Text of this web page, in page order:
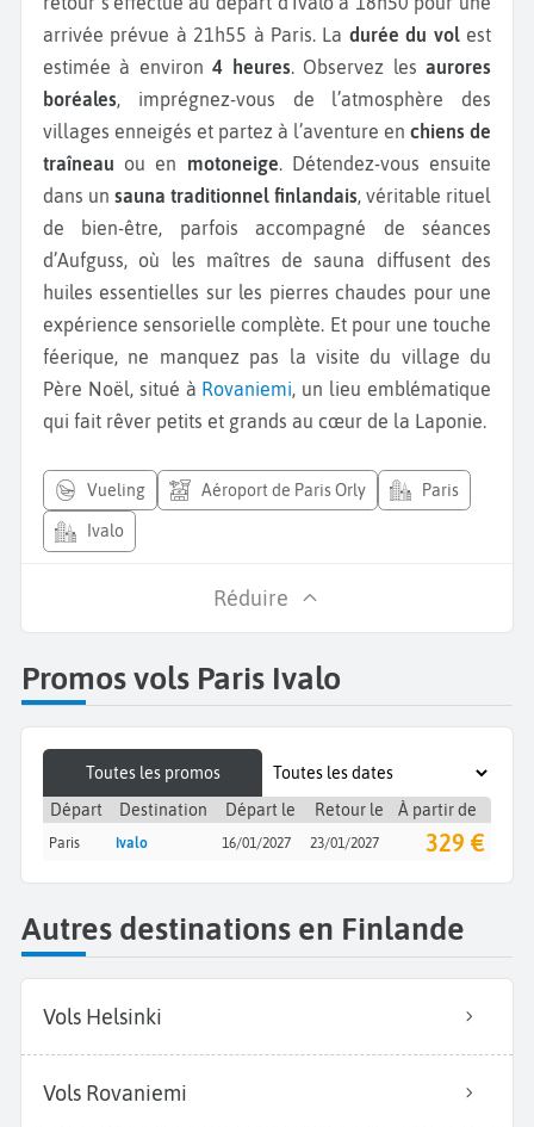
arrivée prévue à 21h55 à Paris. La durée du vol est
estimée à environ4 heures. Observez lesaurores
boréales, imprégnez-vous de l’atmosphère des
villages enneigés et partez à l’aventure en chiens de
traîneau ou en motoneige. Détendez-vous ensuite
dans un sauna traditionnel finlandais, véritable rituel
de bien-être, parfois accompagné de séances
d’Aufguss, où les maîtres de sauna diffusent des
huiles essentielles sur les pierres chaudes pour une
expérience sensorielle complète. Et pour une touche
féerique, ne manquez pas la visite du village du
Père Noël, situé à Rovaniemi, un lieu emblématique
qui fait rêver petits et grands au cœur de la Laponie.
vueling Aéroport de Paris Orly Paris
Ivalo
Réduire
Promos vols Paris Ivalo
Toutes les promos
Départ
Destination Départ le Retour le À partir de
Paris Ivalo 16/01/2027 23/01/2027 329 €
Autres destinations en Finlande
Vols Helsinki
Vols Rovaniemi